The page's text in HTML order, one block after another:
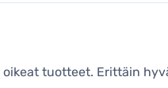
oikeat tuotteet. Erittäin